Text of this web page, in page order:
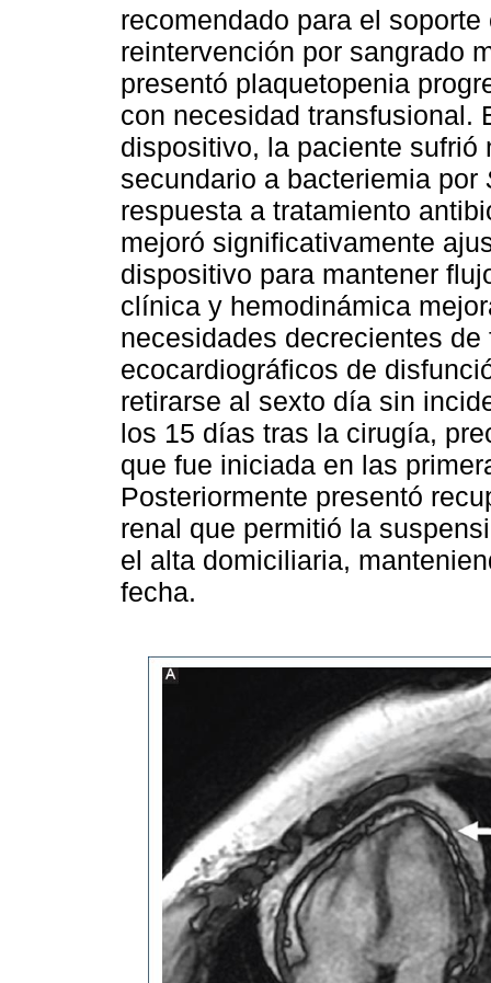
recomendado para el
reintervención por sangrado
presentó plaquetopenia
con necesidad transfusional.
dispositivo, la paciente sufrió
secundario a bacteriemia por
respuesta a tratamiento
mejoró significativamente
dispositivo para mantener
clínica y hemodinámica
necesidades decrecientes
ecocardiográficos de
retirarse al sexto día sin
los 15 días tras la cirugía,
que fue iniciada en las
Posteriormente presentó
renal que permitió la
el alta domiciliaria,
fecha.